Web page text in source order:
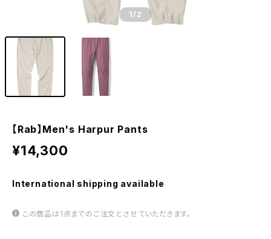
1 /2
【Rab】Men's Harpur Pants
¥14,300
International shipping available
この商品は1点までのご注文とさせていただきます。